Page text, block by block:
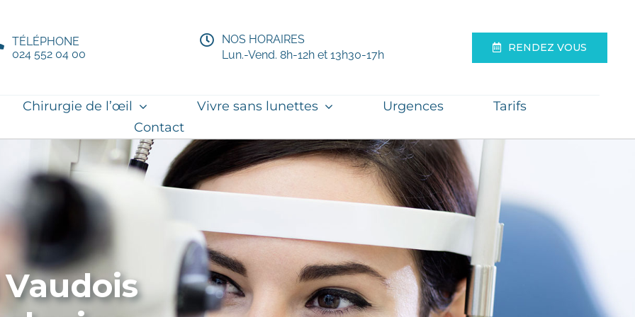
TÉLÉPHONE
024 552 04 00
NOS HORAIRES
Lun.-Vend. 8h-12h et 13h30-17h
RENDEZ VOUS
Chirurgie de l’œil Vivre sans lunettes Urgences
Tarifs
Contact